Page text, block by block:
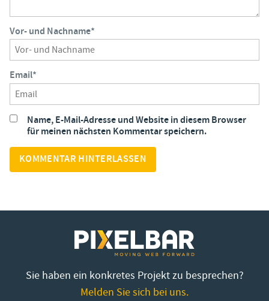
Vor- und Nachname*
Email*
Name, E-Mail-Adresse und Website in diesem Browser
für meinen nächsten Kommentar speichern.
Sie haben ein konkretes Projekt zu besprechen?
Melden Sie sich bei uns.